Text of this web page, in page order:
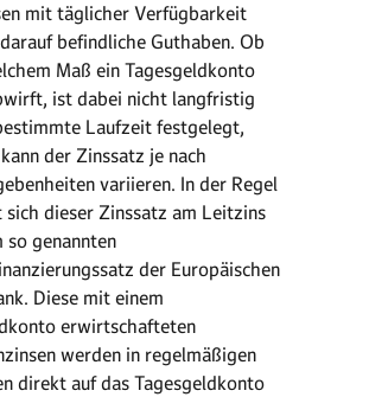
mit täglicher Verfügbarkeit
befindliche Guthaben. Ob
Maß ein Tagesgeldkonto
ist dabei nicht langfristig
Laufzeit festgelegt,
der Zinssatz je nach
variieren. In der Regel
dieser Zinssatz am Leitzins
so genannten
der Europäischen
Diese mit einem
erwirtschafteten
werden in regelmäßigen
direkt auf das Tagesgeldkonto